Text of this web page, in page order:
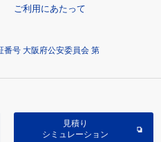
ご利用にあたって
番号 大阪府公安委員会 第
見積り
シミュレーション